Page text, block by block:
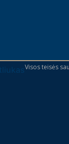
Visos teisės